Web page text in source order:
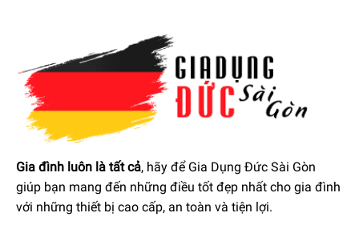
Nhiều chức năng tiện dụng trong một sản phẩm cầm tay
Chức năng chính của máy xay Smeg HBF02CREU chính là
băm, trộn, xay, đánh trứng và nhiều chức năng khác trong
một chiếc máy. Không chỉ có thế đây là công cụ giúp chế
biến các món mứt, món soup, Mayonnaise cùng nhiều món
ăn khác vô cùng tinh tế. Lưỡi dao không gỉ cao cấp, khỏe
mạnh giúp cắt thức ăn đơn giản và hiệu quả nhất.
Gia đình luôn là tất cả, hãy để Gia Dụng Đức Sài Gòn
giúp bạn mang đến những điều tốt đẹp nhất cho gia đình
với những thiết bị cao cấp, an toàn và tiện lợi.